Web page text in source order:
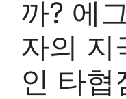
까? 에
자의 지
인 타협